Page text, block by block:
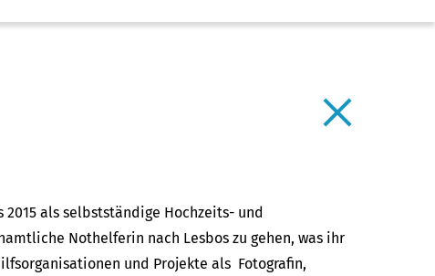
als selbstständige Hochzeits- und
Nothelferin nach Lesbos zu gehen, was ihr
und Projekte als Fotografin,